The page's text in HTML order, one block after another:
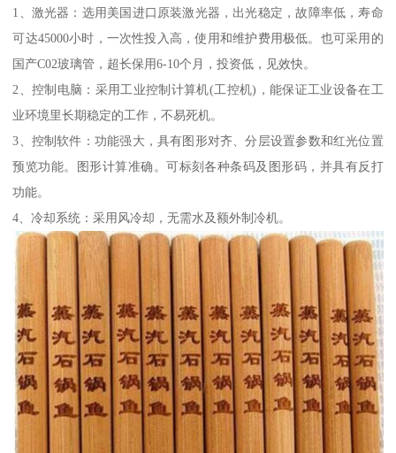
1、激光器：选用美国进口原装激光器，出光稳定，故障率低，寿命
可达45000小时，一次性投入高，使用和维护费用极低。也可采用的
国产C02玻璃管，超长保用6-10个月，投资低，见效快。
2、控制电脑：采用工业控制计算机(工控机)，能保证工业设备在工
业环境里长期稳定的工作，不易死机。
3、控制软件：功能强大，具有图形对齐、分层设置参数和红光位置
预览功能。图形计算准确。可标刻各种条码及图形码，并具有反打
功能。
4、冷却系统：采用风冷却，无需水及额外制冷机。